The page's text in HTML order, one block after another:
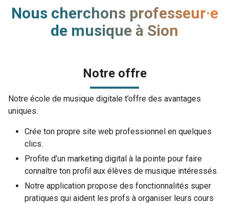
Nous cherchons professeur·e
de musique à Sion
Notre offre
Notre école de musique digitale t’offre des avantages
uniques.
Crée ton propre site web professionnel en quelques
clics.
Profite d’un marketing digital à la pointe pour faire
connaître ton profil aux élèves de musique intéressés.
Notre application propose des fonctionnalités super
pratiques qui aident les profs à organiser leurs cours